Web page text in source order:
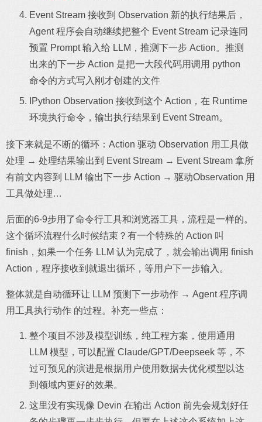
Event Stream 接收到 Observation 新的执行结果后，
Agent 程序会自动继续把整个 Event Stream 记录连同
预置 Prompt 输入给 LLM，推测下一步 Action。推测
出来的下一步 Action 是把一大段代码用调用 python
命令的方式写入刚才创建的文件
IPython Observation 接收到这个 Action，在 Runtime
环境执行命令，输出执行结果到 Event Stream。
接下来就是不断的循环：Action 驱动 Observation 用工具做
处理 → 处理结果输出到 Event Stream → Event Stream 拿所
有前文内容到 LLM 输出下一步 Action → 驱动Observation 用
工具做处理…
后面的6-9步用了命令行工具和浏览器工具，流程是一样的。
这个循环流程什么时候结束？有一个特殊的 Action 叫
finish，如果一个任务 LLM 认为完成了，就会输出调用 finish
Action，程序接收到就退出循环，等用户下一步输入。
整体就是自动循环让 LLM 预测下一步动作 → Agent 程序调
用工具执行动作 的过程。补充一些点：
整个项目不涉及模型训练，纯工程方案，使用通用
LLM 模型，可以配置 Claude/GPT/Deepseek 等，不
过可预见的演进是根据用户使用数据去优化模型以达
到领域内更好的效果。
这里没有实现像 Devin 在输出 Action 前先会规划好任